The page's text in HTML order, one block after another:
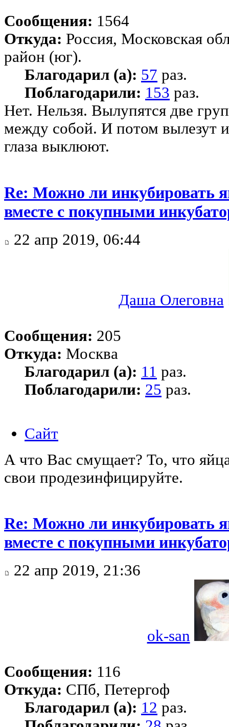
Сообщения: 1564
Откуда: Россия, Московская
район (юг).
Благодарил (а): 57 раз.
Поблагодарили: 153 раз.
Нет. Нельзя. Вылупятся две
между собой. И потом вылезут
глаза выклюют.
Re: Можно ли инкубировать
вместе с покупными
22 апр 2019, 06:44
Даша Олеговна
Сообщения: 205
Откуда: Москва
Благодарил (а): 11 раз.
Поблагодарили: 25 раз.
Сайт
А что Вас смущает? То, что
свои продезинфицируйте.
Re: Можно ли инкубировать
вместе с покупными
22 апр 2019, 21:36
ok-san
Сообщения: 116
Откуда: СПб, Петергоф
Благодарил (а): 12 раз.